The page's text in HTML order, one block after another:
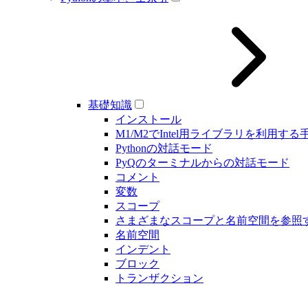
基礎知識
インストール
M1/M2でIntel用ライブラリを利用する
Pythonの対話モード
PyQのターミナルからの対話モード
コメント
変数
スコープ
さまざまなスコープと名前空間を参照
名前空間
インデント
ブロック
トランザクション